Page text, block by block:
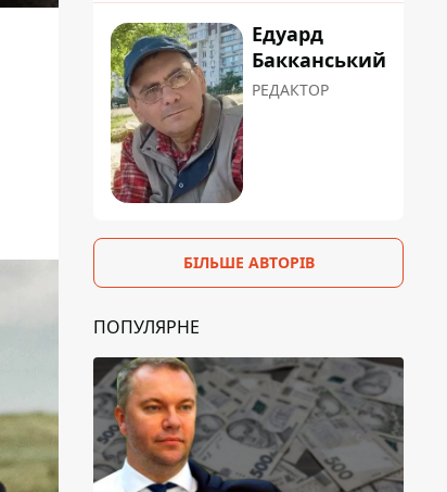
Едуард
Бакканський
РЕДАКТОР
БІЛЬШЕ АВТОРІВ
ПОПУЛЯРНЕ